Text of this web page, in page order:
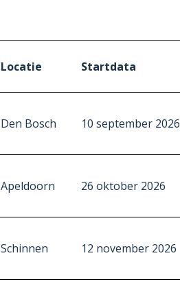
Locatie Startdata
Den Bosch 10 september 2026
Apeldoorn 26 oktober 2026
Schinnen 12 november 2026